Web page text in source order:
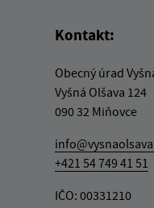
Kontakt:
Obecný úrad
Vyšná Olšava 124
090 32 Miňovce
+421 54 749 41 51
IČO: 00331210